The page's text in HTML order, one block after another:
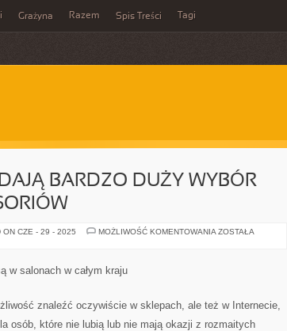
Grażyna Razem Spis Treści Tagi
BARDZO DUŻY WYBÓR
ON CZE - 29 - 2025 MOŻLIWOŚĆ KOMENTOWANIA KOLEKCJE
AKCESORIÓW
ZOSTAŁA
w salonach w całym kraju
znaleźć oczywiście w sklepach, ale też w Internecie,
osób, które nie lubią lub nie mają okazji z rozmaitych